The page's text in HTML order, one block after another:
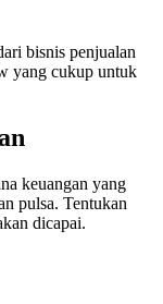
bisnis penjualan
yang cukup untuk
keuangan yang
pulsa. Tentukan
dicapai.